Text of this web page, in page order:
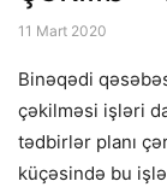
11 Mart 2020
Binəqədi
çəkilməsi işləri
tədbirlər planı
küçəsində bu